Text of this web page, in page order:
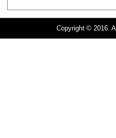
Copyright © 2016.